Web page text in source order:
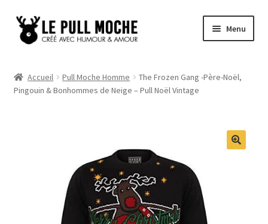
Aller
Aller
au
Menu
Pull Noël Femme
Pull Noël Promo
Accueil Pull Moche Homme
The Frozen Gang -Père-Noël,
Pingouin & Bonhommes de Neige – Pull Noël Vintage